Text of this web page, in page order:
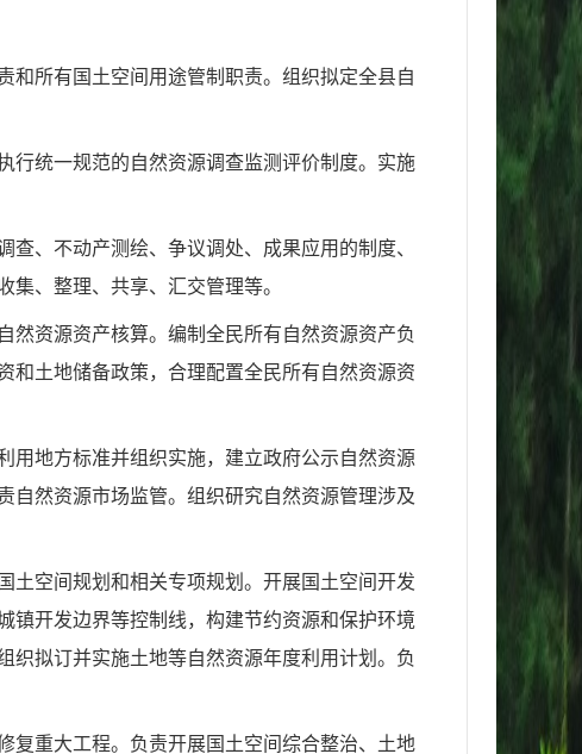
和所有国土空间用途管制职责。组织拟定全县自
行统一规范的自然资源调查监测评价制度。实施
、不动产测绘、争议调处、成果应用的制度、
、整理、共享、汇交管理等。
然资源资产核算。编制全民所有自然资源资产负
和土地储备政策，合理配置全民所有自然资源资
用地方标准并组织实施，建立政府公示自然资源
自然资源市场监管。组织研究自然资源管理涉及
土空间规划和相关专项规划。开展国土空间开发
镇开发边界等控制线，构建节约资源和保护环境
织拟订并实施土地等自然资源年度利用计划。负
复重大工程。负责开展国土空间综合整治、土地